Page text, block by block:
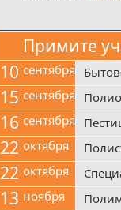
Примите
10 сентября
15 сентября
16 сентября
22 октября
22 октября
13 ноября